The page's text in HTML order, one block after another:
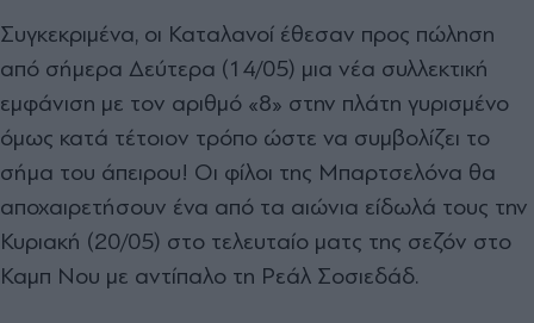
Συγκεκριμένα, οι Καταλανοί έθεσαν προς πώληση
από σήμερα Δεύτερα (14/05) μια νέα συλλεκτική
εμφάνιση με τον αριθμό «8» στην πλάτη γυρισμένο
όμως κατά τέτοιον τρόπο ώστε να συμβολίζει το
σήμα του άπειρου! Οι φίλοι της Μπαρτσελόνα θα
αποχαιρετήσουν ένα από τα αιώνια είδωλά τους την
Κυριακή (20/05) στο τελευταίο ματς της σεζόν στο
Καμπ Νου με αντίπαλο τη Ρεάλ Σοσιεδάδ.